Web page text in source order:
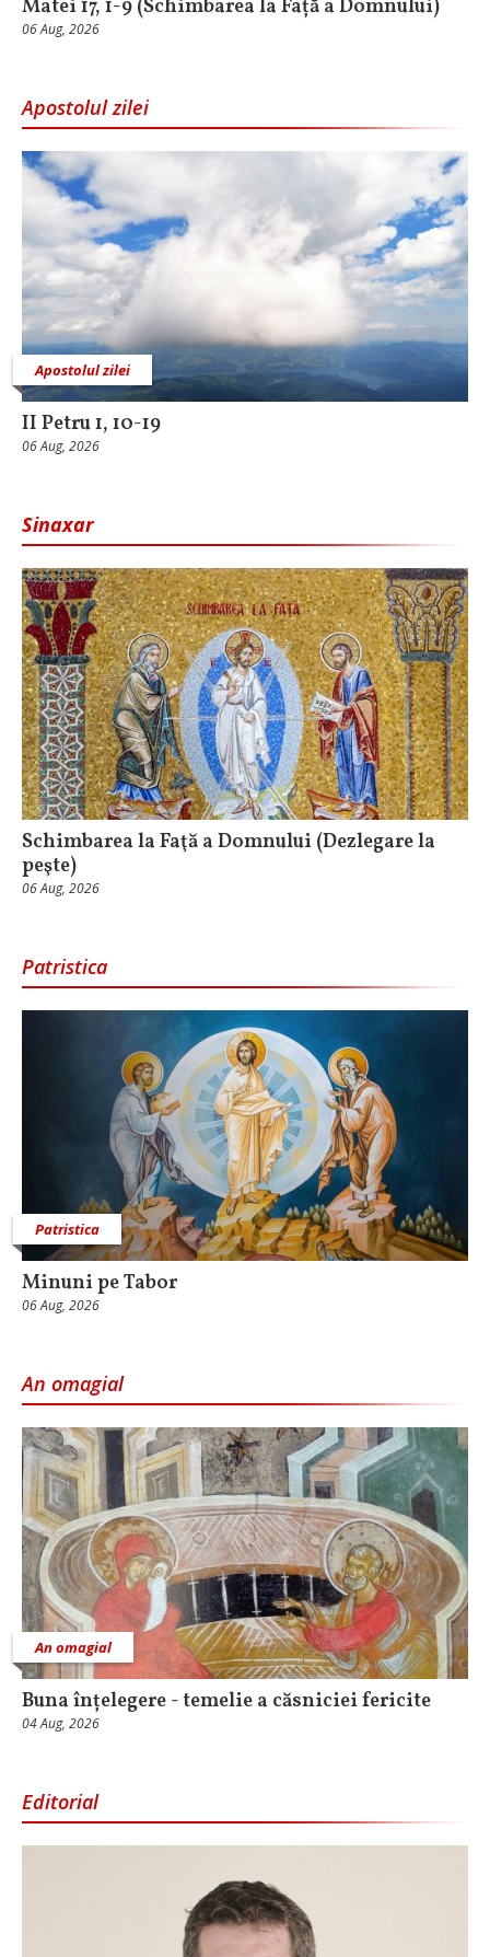
Matei 17, 1-9 (Schimbarea la Față a Domnului)
06 Aug, 2026
Apostolul zilei
Apostolul zilei
II Petru 1, 10-19
06 Aug, 2026
Sinaxar
Schimbarea la Faţă a Domnului (Dezlegare la
peşte)
06 Aug, 2026
Patristica
Patristica
Minuni pe Tabor
06 Aug, 2026
An omagial
An omagial
Buna înțelegere - temelie a căsniciei fericite
04 Aug, 2026
Editorial